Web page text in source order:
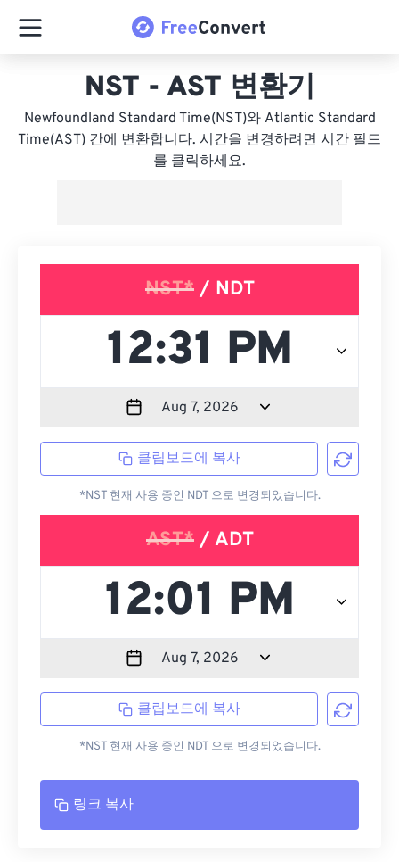
NST - AST 변환기
Newfoundland Standard Time(NST)와 Atlantic Standard
Time(AST) 간에 변환합니다. 시간을 변경하려면 시간 필드
를 클릭하세요.
NST*/ NDT
클립보드에 복사
*NST 현재 사용 중인 NDT 으로 변경되었습니다.
AST*/ ADT
클립보드에 복사
*NST 현재 사용 중인 NDT 으로 변경되었습니다.
링크 복사